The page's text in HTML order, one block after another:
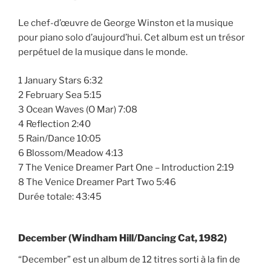
Le chef-d’œuvre de George Winston et la musique
pour piano solo d’aujourd’hui. Cet album est un trésor
perpétuel de la musique dans le monde.
1 January Stars 6:32
2 February Sea 5:15
3 Ocean Waves (O Mar) 7:08
4 Reflection 2:40
5 Rain/Dance 10:05
6 Blossom/Meadow 4:13
7 The Venice Dreamer Part One – Introduction 2:19
8 The Venice Dreamer Part Two 5:46
Durée totale: 43:45
December (Windham Hill/Dancing Cat, 1982)
“December” est un album de 12 titres sorti à la fin de